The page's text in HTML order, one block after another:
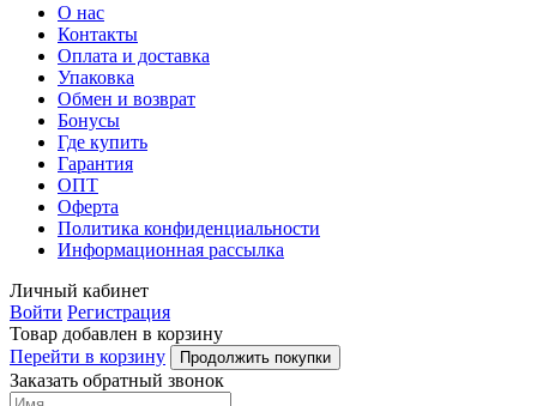
О нас
Контакты
Оплата и доставка
Упаковка
Обмен и возврат
Бонусы
Где купить
Гарантия
ОПТ
Оферта
Политика конфиденциальности
Информационная рассылка
Личный кабинет
Войти Регистрация
Товар добавлен в корзину
Перейти в корзину
Продолжить покупки
Заказать обратный звонок